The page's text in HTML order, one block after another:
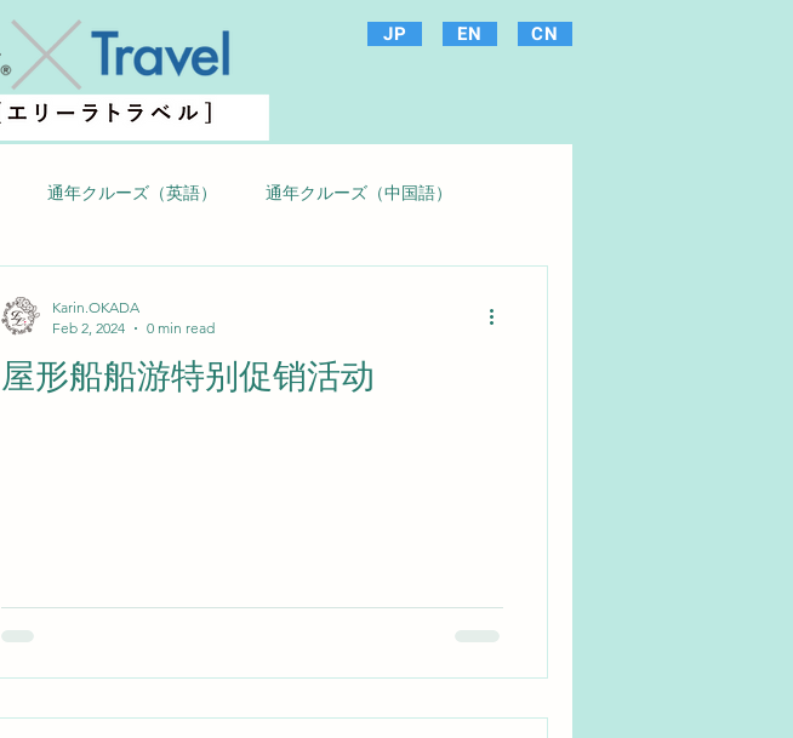
JP EN CN
通年クルーズ（英語） 通年クルーズ（中国語）
屋形船船游特别促销活动
Karin.OKADA
Feb 2, 2024
0 min read